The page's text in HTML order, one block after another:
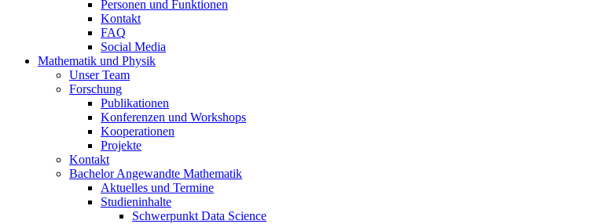
Personen und Funktionen
Kontakt
FAQ
Social Media
Mathematik und Physik
Unser Team
Forschung
Publikationen
Konferenzen und Workshops
Kooperationen
Projekte
Kontakt
Bachelor Angewandte Mathematik
Aktuelles und Termine
Studieninhalte
Schwerpunkt Data Science